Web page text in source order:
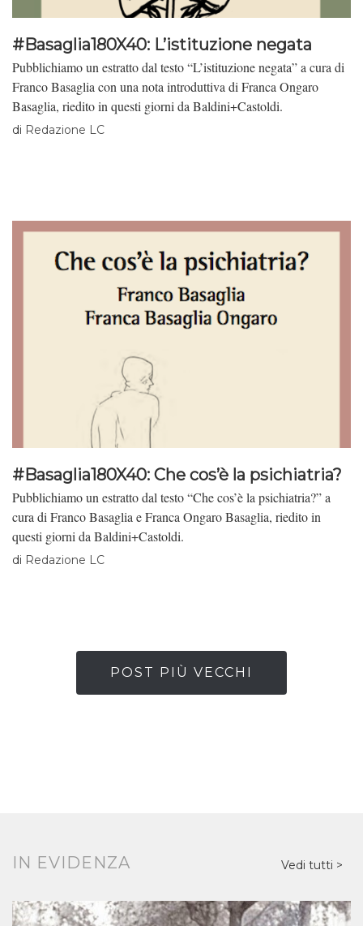
#Basaglia180X40: L’istituzione negata
Pubblichiamo un estratto dal testo “L’istituzione negata” a cura di
Franco Basaglia con una nota introduttiva di Franca Ongaro
Basaglia, riedito in questi giorni da Baldini+Castoldi.
di Redazione LC
#Basaglia180X40: Che cos’è la psichiatria?
Pubblichiamo un estratto dal testo “Che cos’è la psichiatria?” a
cura di Franco Basaglia e Franca Ongaro Basaglia, riedito in
questi giorni da Baldini+Castoldi.
di Redazione LC
POST PIÙ VECCHI
IN EVIDENZA Vedi tutti